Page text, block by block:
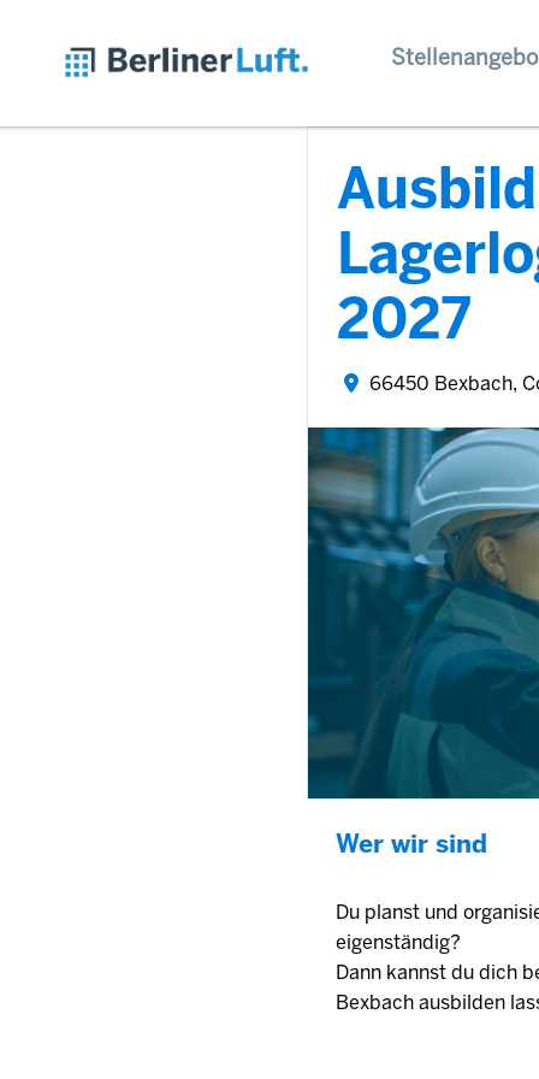
2027
66450 Bexbach,
Wer wir sind
Du planst und
Dann kannst du dich
Bexbach ausbilden